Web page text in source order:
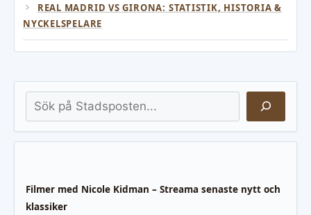
REAL MADRID VS GIRONA: STATISTIK, HISTORIA &
NYCKELSPELARE
Sök
Filmer med Nicole Kidman – Streama senaste nytt och
klassiker